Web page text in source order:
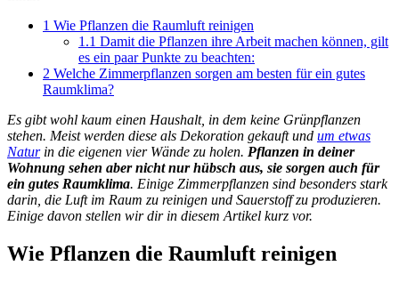
1 Wie Pflanzen die Raumluft reinigen
1.1 Damit die Pflanzen ihre Arbeit machen können, gilt
es ein paar Punkte zu beachten:
2 Welche Zimmerpflanzen sorgen am besten für ein gutes
Raumklima?
Es gibt wohl kaum einen Haushalt, in dem keine Grünpflanzen
stehen. Meist werden diese als Dekoration gekauft und um etwas
Naturin die eigenen vier Wände zu holen. Pflanzen in deiner
Wohnung sehen aber nicht nur hübsch aus, sie sorgen auch für
ein gutes Raumklima. Einige Zimmerpflanzen sind besonders stark
darin, die Luft im Raum zu reinigen und Sauerstoff zu produzieren.
Einige davon stellen wir dir in diesem Artikel kurz vor.
Wie Pflanzen die Raumluft reinigen